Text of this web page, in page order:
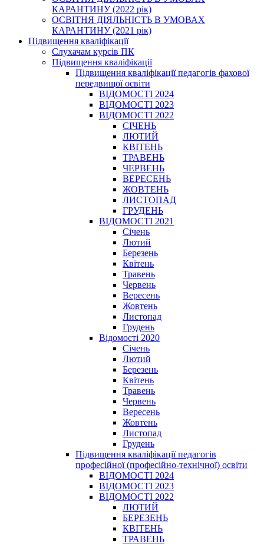
КАРАНТИНУ (2022 рік)
ОСВІТНЯ ДІЯЛЬНІСТЬ В УМОВАХ
КАРАНТИНУ (2021 рік)
Підвищення кваліфікації
Слухачам курсів ПК
Підвищення кваліфікації
Підвищення кваліфікації педагогів фахової
передвищої освіти
ВІДОМОСТІ 2024
ВІДОМОСТІ 2023
ВІДОМОСТІ 2022
СІЧЕНЬ
ЛЮТИЙ
КВІТЕНЬ
ТРАВЕНЬ
ЧЕРВЕНЬ
ВЕРЕСЕНЬ
ЖОВТЕНЬ
ЛИСТОПАД
ГРУДЕНЬ
ВІДОМОСТІ 2021
Січень
Лютий
Березень
Квітень
Травень
Червень
Вересень
Жовтень
Листопад
Грудень
Відомості 2020
Січень
Лютий
Березень
Квітень
Травень
Червень
Вересень
Жовтень
Листопад
Грудень
Підвищення кваліфікації педагогів
професійної (професійно-технічної) освіти
ВІДОМОСТІ 2024
ВІДОМОСТІ 2023
ВІДОМОСТІ 2022
ЛЮТИЙ
БЕРЕЗЕНЬ
КВІТЕНЬ
ТРАВЕНЬ